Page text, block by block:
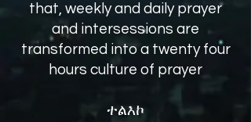
that, weekly and daily prayer
and intersessions are
transformed into a twenty four
hours culture of prayer
ተልእኮ